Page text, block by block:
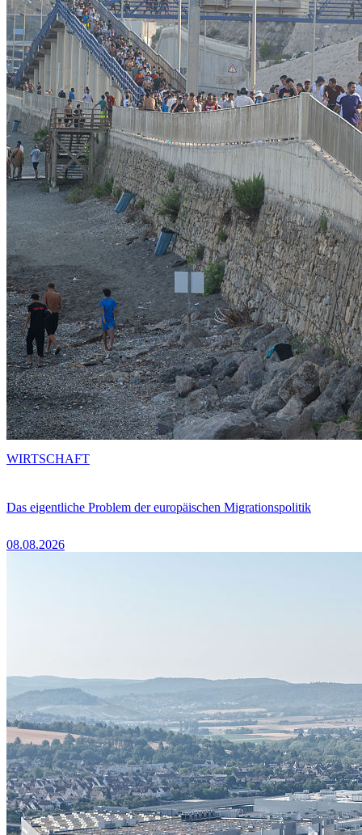
Das eigentliche Problem der europäischen Migrationspolitik
08.08.2026
WIRTSCHAFT